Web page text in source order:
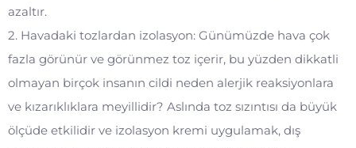
azaltır.
2. Havadaki tozlardan izolasyon: Günümüzde hava çok
fazla görünür ve görünmez toz içerir, bu yüzden dikkatli
olmayan birçok insanın cildi neden alerjik reaksiyonlara
ve kızarıklıklara meyillidir? Aslında toz sızıntısı da büyük
ölçüde etkilidir ve izolasyon kremi uygulamak, dış